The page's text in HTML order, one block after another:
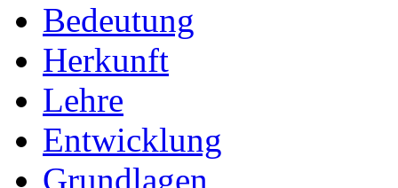
Bedeutung
Herkunft
Lehre
Entwicklung
Grundlagen